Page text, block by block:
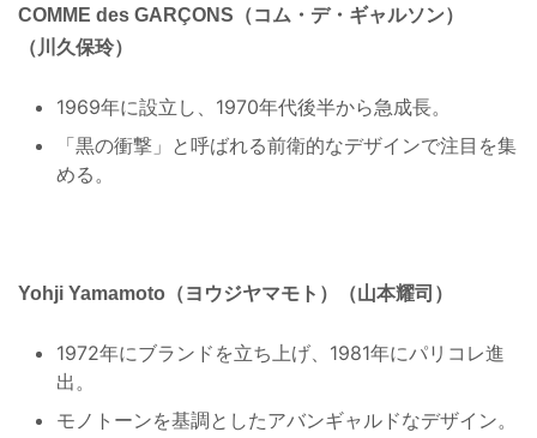
COMME des GARÇONS（コム・デ・ギャルソン）
（川久保玲）
1969年に設立し、1970年代後半から急成長。
「黒の衝撃」と呼ばれる前衛的なデザインで注目を集
める。
Yohji Yamamoto（ヨウジヤマモト）（山本耀司）
1972年にブランドを立ち上げ、1981年にパリコレ進
出。
モノトーンを基調としたアバンギャルドなデザイン。